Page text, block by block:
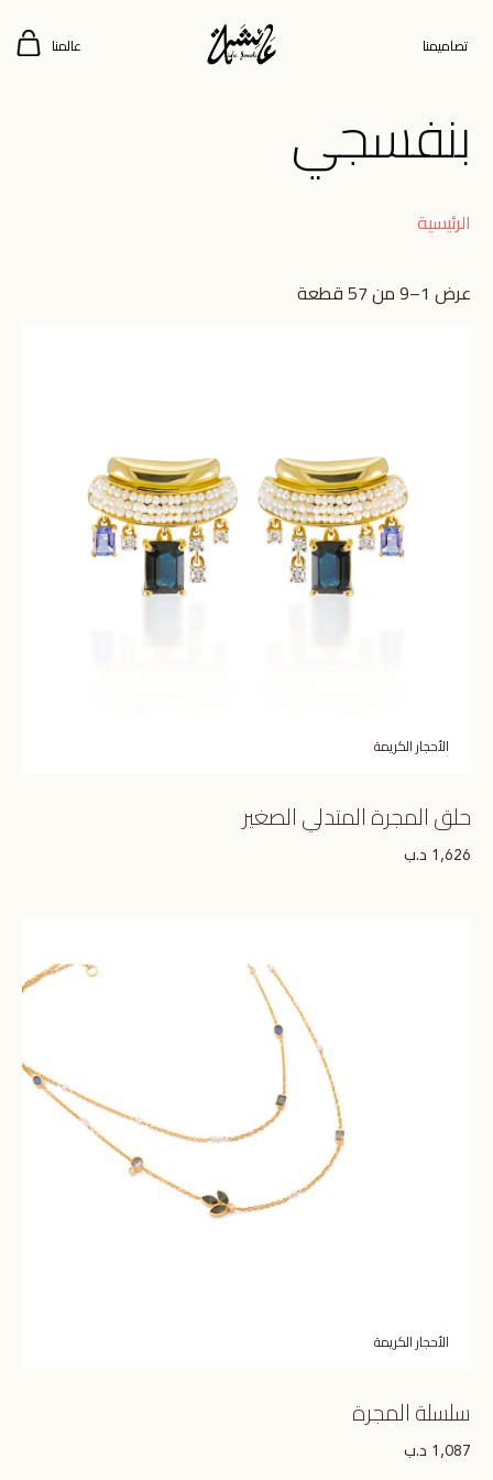
تصاميمنا عالمنا
بنفسجي
الرئيسية
عرض 1–9 من 57 قطعة
الأحجار الكريمة
حلق المجرة المتدلي الصغير
1,626 د.ب
الأحجار الكريمة
سلسلة المجرة
1,087 د.ب